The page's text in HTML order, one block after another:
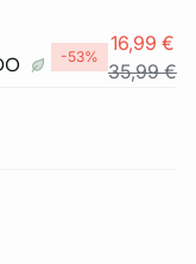
-53%
16,99 €
35,99 €